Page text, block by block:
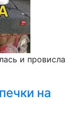
и провисла
на